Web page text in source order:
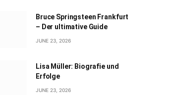
Bruce Springsteen Frankfurt
– Der ultimative Guide
JUNE 23, 2026
Lisa Müller: Biografie und
Erfolge
JUNE 23, 2026